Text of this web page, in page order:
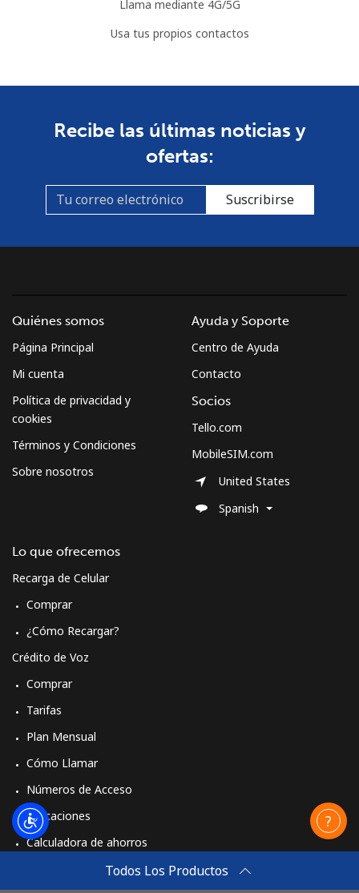
Llama mediante 4G/5G
Usa tus propios contactos
Recibe las últimas noticias y
ofertas:
Suscribirse
Todos Los Productos
Quiénes somos
Página Principal
Mi cuenta
Política de privacidad y
cookies
Términos y Condiciones
Sobre nosotros
Lo que ofrecemos
Recarga de Celular
Comprar
¿Cómo Recargar?
Crédito de Voz
Comprar
Tarifas
Plan Mensual
Cómo Llamar
Números de Acceso
Aplicaciones
Calculadora de ahorros
Ayuda y Soporte
Centro de Ayuda
Contacto
Socios
Tello.com
MobileSIM.com
United States
Spanish